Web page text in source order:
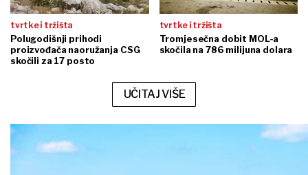
tvrtke i tržišta
Polugodišnji prihodi
proizvođača naoružanja CSG
skočili za 17 posto
tvrtke i tržišta
Tromjesečna dobit MOL-a
skočila na 786 milijuna dolara
UČITAJ VIŠE